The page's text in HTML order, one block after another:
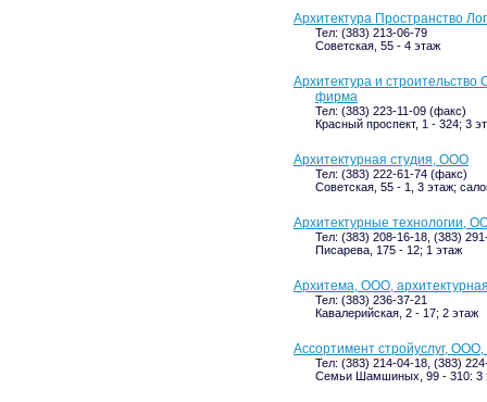
Архитектура Пространство
Тел: (383) 213-06-79
Советская, 55 - 4 этаж
Архитектура и
фирма
Тел: (383) 223-11-09 (факс)
Красный проспект, 1 - 324; 3
Архитектурная студия, ООО
Тел: (383) 222-61-74 (факс)
Советская, 55 - 1, 3 этаж;
Архитектурные технологии,
Тел: (383) 208-16-18, (383)
Писарева, 175 - 12; 1 этаж
Архитема, ООО,
Тел: (383) 236-37-21
Кавалерийская, 2 - 17; 2 этаж
Ассортимент стройуслуг,
Тел: (383) 214-04-18, (383)
Семьи Шамшиных, 99 - 310: 3